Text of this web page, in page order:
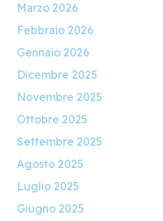
Marzo 2026
Febbraio 2026
Gennaio 2026
Dicembre 2025
Novembre 2025
Ottobre 2025
Settembre 2025
Agosto 2025
Luglio 2025
Giugno 2025